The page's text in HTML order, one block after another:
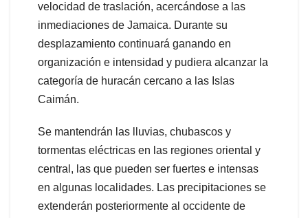
velocidad de traslación, acercándose a las
inmediaciones de Jamaica. Durante su
desplazamiento continuará ganando en
organización e intensidad y pudiera alcanzar la
categoría de huracán cercano a las Islas
Caimán.
Se mantendrán las lluvias, chubascos y
tormentas eléctricas en las regiones oriental y
central, las que pueden ser fuertes e intensas
en algunas localidades. Las precipitaciones se
extenderán posteriormente al occidente de